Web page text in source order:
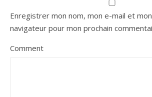
Enregistrer mon nom, mon e-mail et
navigateur pour mon prochain
Comment